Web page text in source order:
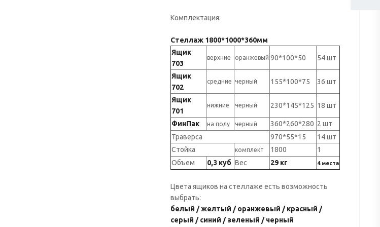
Комплектация:
Стеллаж 1800*1000*360мм
Ящик
703
верхние оранжевый 90*100*50 54 шт
Ящик
702
средние черный 155*100*75 36 шт
Ящик
701
нижние черный 230*145*125 18 шт
ФинПак на полу черный 360*260*280 2 шт
Траверса
970*55*15
14 шт
Стойка
комплект 1800
1
Объем
0,3 куб Вес 29 кг 4 места
Цвета ящиков на стеллаже есть возможность
выбрать:
белый / желтый / оранжевый / красный /
серый / синий / зеленый / черный